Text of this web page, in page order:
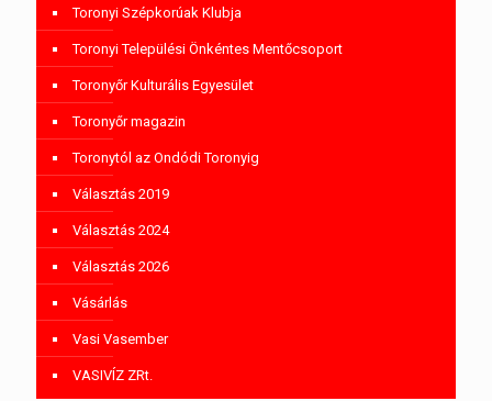
Toronyi Szépkorúak Klubja
Toronyi Települési Önkéntes Mentőcsoport
Toronyőr Kulturális Egyesület
Toronyőr magazin
Toronytól az Ondódi Toronyig
Választás 2019
Választás 2024
Választás 2026
Vásárlás
Vasi Vasember
VASIVÍZ ZRt.